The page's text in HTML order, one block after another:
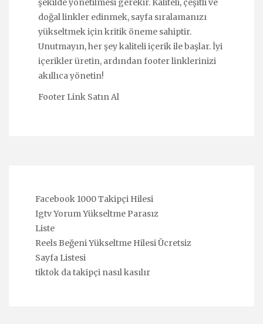
şekilde yönetilmesi gerekir. Kaliteli, çeşitli ve
doğal linkler edinmek, sayfa sıralamanızı
yükseltmek için kritik öneme sahiptir.
Unutmayın, her şey kaliteli içerik ile başlar. İyi
içerikler üretin, ardından footer linklerinizi
akıllıca yönetin!
Footer Link Satın Al
Facebook 1000 Takipçi Hilesi
Igtv Yorum Yükseltme Parasız
Liste
Reels Beğeni Yükseltme Hilesi Ücretsiz
Sayfa Listesi
tiktok da takipçi nasıl kasılır